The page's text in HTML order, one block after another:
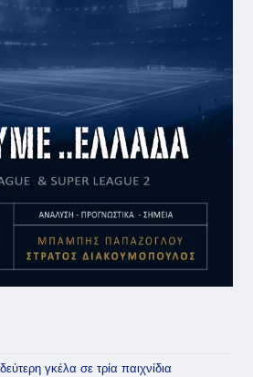
γκέλα σε τρία παιχνίδια